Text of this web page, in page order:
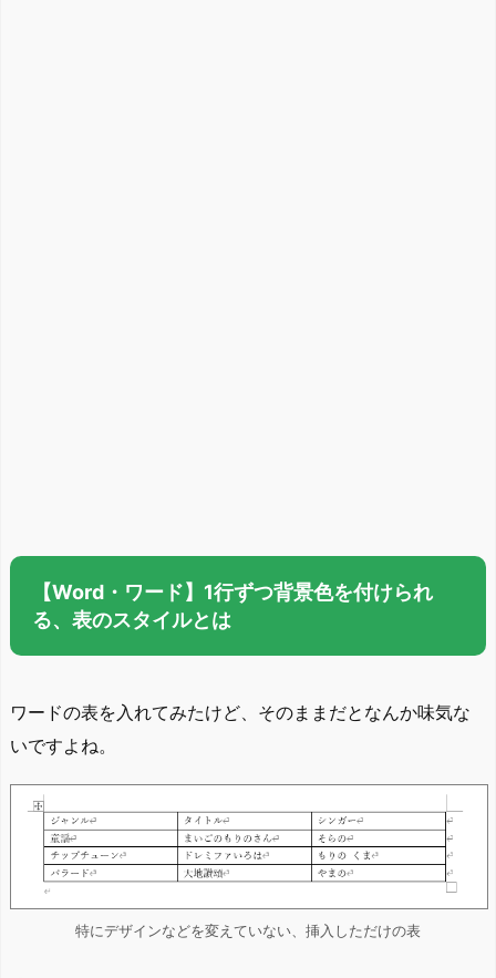
【Word・ワード】1行ずつ背景色を付けられ
る、表のスタイルとは
ワードの表を入れてみたけど、そのままだとなんか味気な
いですよね。
特にデザインなどを変えていない、挿入しただけの表